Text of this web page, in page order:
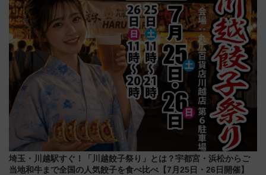
くりとは？
埼玉・川越駅すぐ！「川越餃子祭り」とは？宇都宮・浜松からご
当地和牛まで全国の人気餃子を食べ比べ【7月25日・26日開催】